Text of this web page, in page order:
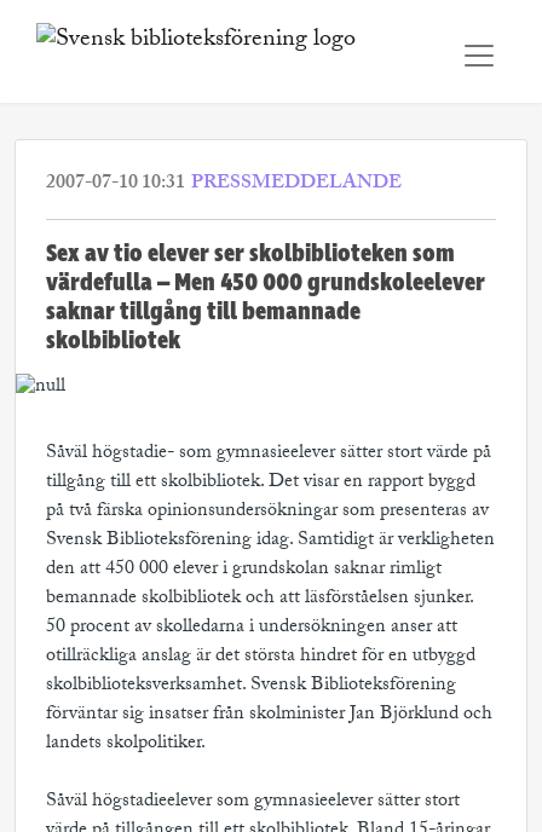
2007-07-10 10:31 PRESSMEDDELANDE
Sex av tio elever ser skolbiblioteken som
värdefulla – Men 450 000 grundskoleelever
saknar tillgång till bemannade
skolbibliotek
Såväl högstadie- som gymnasieelever sätter stort värde på
tillgång till ett skolbibliotek. Det visar en rapport byggd
på två färska opinionsundersökningar som presenteras av
Svensk Biblioteksförening idag. Samtidigt är verkligheten
den att 450 000 elever i grundskolan saknar rimligt
bemannade skolbibliotek och att läsförståelsen sjunker.
50 procent av skolledarna i undersökningen anser att
otillräckliga anslag är det största hindret för en utbyggd
skolbiblioteksverksamhet. Svensk Biblioteksförening
förväntar sig insatser från skolminister Jan Björklund och
landets skolpolitiker.
Såväl högstadieelever som gymnasieelever sätter stort